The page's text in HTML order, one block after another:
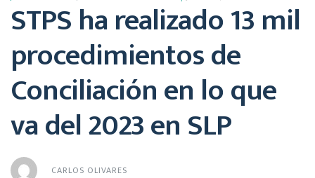
STPS ha realizado 13 mil
procedimientos de
Conciliación en lo que
va del 2023 en SLP
CARLOS OLIVARES